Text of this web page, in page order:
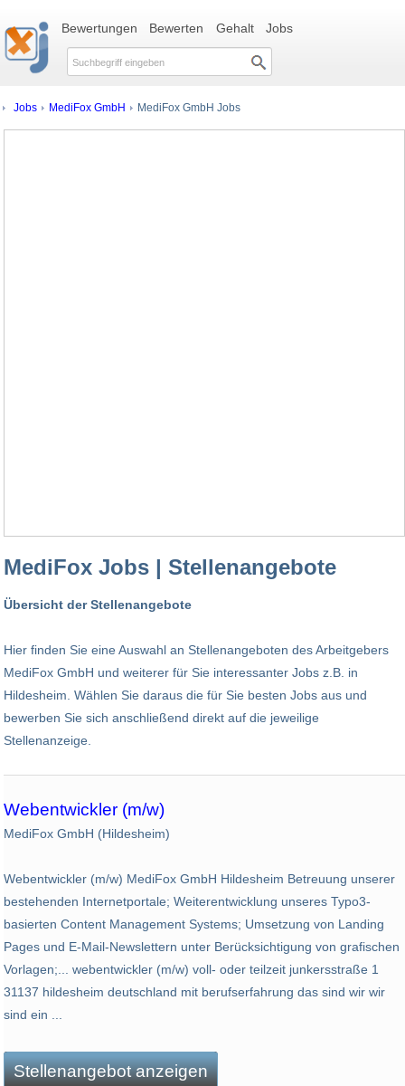
Bewertungen Bewerten Gehalt Jobs
Jobs MediFox GmbH MediFox GmbH Jobs
MediFox Jobs | Stellenangebote
Übersicht der Stellenangebote
Hier finden Sie eine Auswahl an Stellenangeboten des Arbeitgebers
MediFox GmbH und weiterer für Sie interessanter Jobs z.B. in
Hildesheim. Wählen Sie daraus die für Sie besten Jobs aus und
bewerben Sie sich anschließend direkt auf die jeweilige
Stellenanzeige.
Webentwickler (m/w)
MediFox GmbH (Hildesheim)
Webentwickler (m/w) MediFox GmbH Hildesheim Betreuung unserer
bestehenden Internetportale; Weiterentwicklung unseres Typo3-
basierten Content Management Systems; Umsetzung von Landing
Pages und E-Mail-Newslettern unter Berücksichtigung von grafischen
Vorlagen;... webentwickler (m/w) voll- oder teilzeit junkersstraße 1
31137 hildesheim deutschland mit berufserfahrung das sind wir wir
sind ein ...
Stellenangebot anzeigen